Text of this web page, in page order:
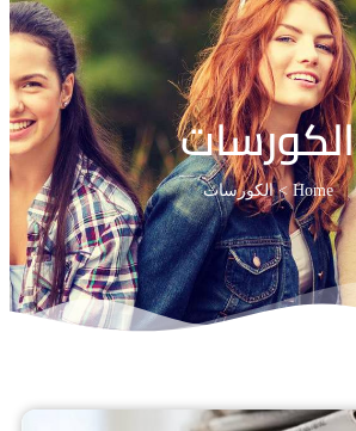
الكورسات
Home
>الكورسات